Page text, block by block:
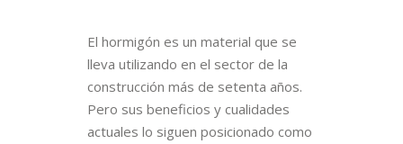
El hormigón es un material que se
lleva utilizando en el sector de la
construcción más de setenta años.
Pero sus beneficios y cualidades
actuales lo siguen posicionado como